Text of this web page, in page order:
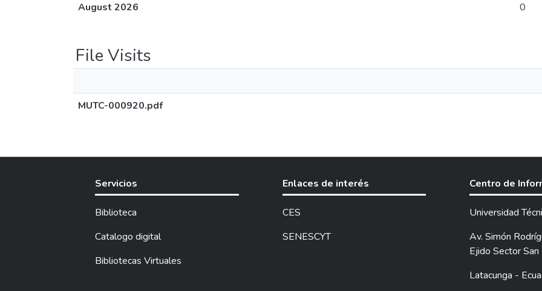
August 2026
0
File Visits
MUTC-000920.pdf
Servicios
Biblioteca
Catalogo digital
Bibliotecas Virtuales
Enlaces de interés
CES
SENESCYT
Centro de
Universidad
Av. Simón
Ejido Sector San
Latacunga -